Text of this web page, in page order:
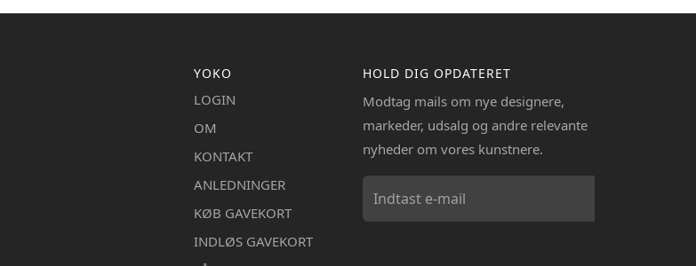
YOKO
LOGIN
OM
KONTAKT
ANLEDNINGER
KØB GAVEKORT
INDLØS GAVEKORT
HOLD DIG OPDATERET
Modtag mails om nye designere,
markeder, udsalg og andre relevante
nyheder om vores kunstnere.